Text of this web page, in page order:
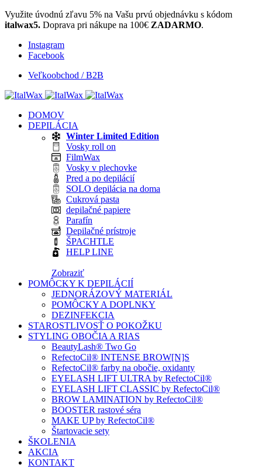
Využite úvodnú zľavu 5% na Vašu prvú objednávku s kódom
italwax5. Doprava pri nákupe na 100€ ZADARMO.
Instagram
Facebook
Veľkoobchod / B2B
DOMOV
DEPILÁCIA
Winter Limited Edition
Vosky roll on
FilmWax
Vosky v plechovke
Pred a po depilácií
SOLO depilácia na doma
Cukrová pasta
depilačné papiere
Parafín
Depilačné prístroje
ŠPACHTLE
HELP LINE
Zobraziť
POMÔCKY K DEPILÁCIÍ
JEDNORÁZOVÝ MATERIÁL
POMÔCKY A DOPLNKY
DEZINFEKCIA
STAROSTLIVOSŤ O POKOŽKU
STYLING OBOČIA A RIAS
BeautyLash® Two Go
RefectoCil® INTENSE BROW[N]S
RefectoCil® farby na obočie, oxidanty
EYELASH LIFT ULTRA by RefectoCil®
EYELASH LIFT CLASSIC by RefectoCil®
BROW LAMINATION by RefectoCil®
BOOSTER rastové séra
MAKE UP by RefectoCil®
Štartovacie sety
ŠKOLENIA
AKCIA
KONTAKT